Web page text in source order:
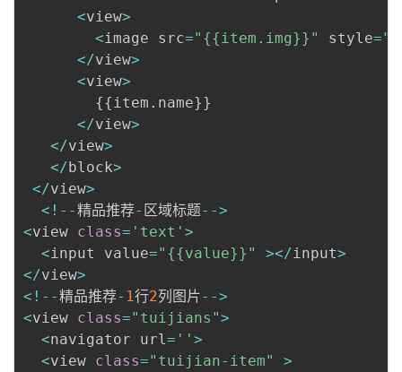
<view>
<image src="{{item.img}}" style=
</view>
<view>
{{ item . name}}
</view>
</view>
</block>
</view>
< ! --精品推荐- 区域标题-->
<view class= 'text' >
<input value="{{value}}" ></input>
</view>
< ! --精品推荐- 1行2列图片-->
<view class="tuijians">
<navigator url = '' >
<view class="tuijian-item"
>